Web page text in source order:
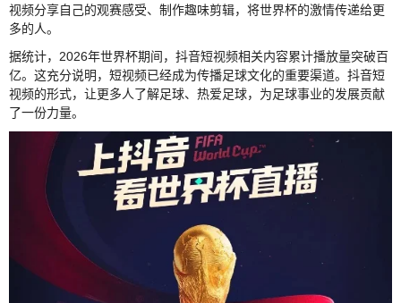
视频分享自己的观赛感受、制作趣味剪辑，将世界杯的激情传递给更
多的人。
据统计，2026年世界杯期间，抖音短视频相关内容累计播放量突破百
亿。这充分说明，短视频已经成为传播足球文化的重要渠道。抖音短
视频的形式，让更多人了解足球、热爱足球，为足球事业的发展贡献
了一份力量。